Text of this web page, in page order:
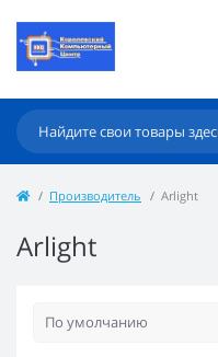
Производитель Arlight
Arlight